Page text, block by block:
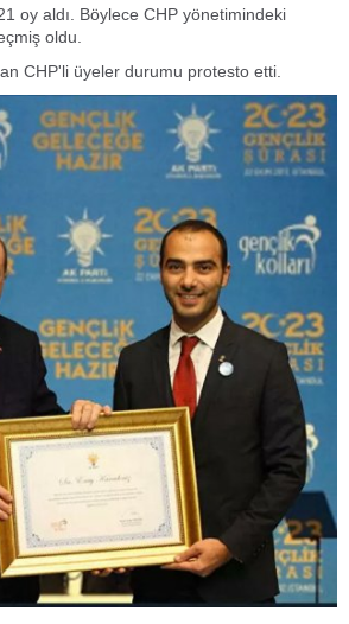
oy aldı. Böylece CHP yönetimindeki
oldu.
CHP'li üyeler durumu protesto etti.